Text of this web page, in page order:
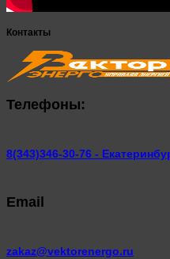
Контакты
Телефоны:
8(343)346-30-76 -
Email
zakaz@vektorenergo.ru